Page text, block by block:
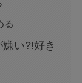
る
い?!好き